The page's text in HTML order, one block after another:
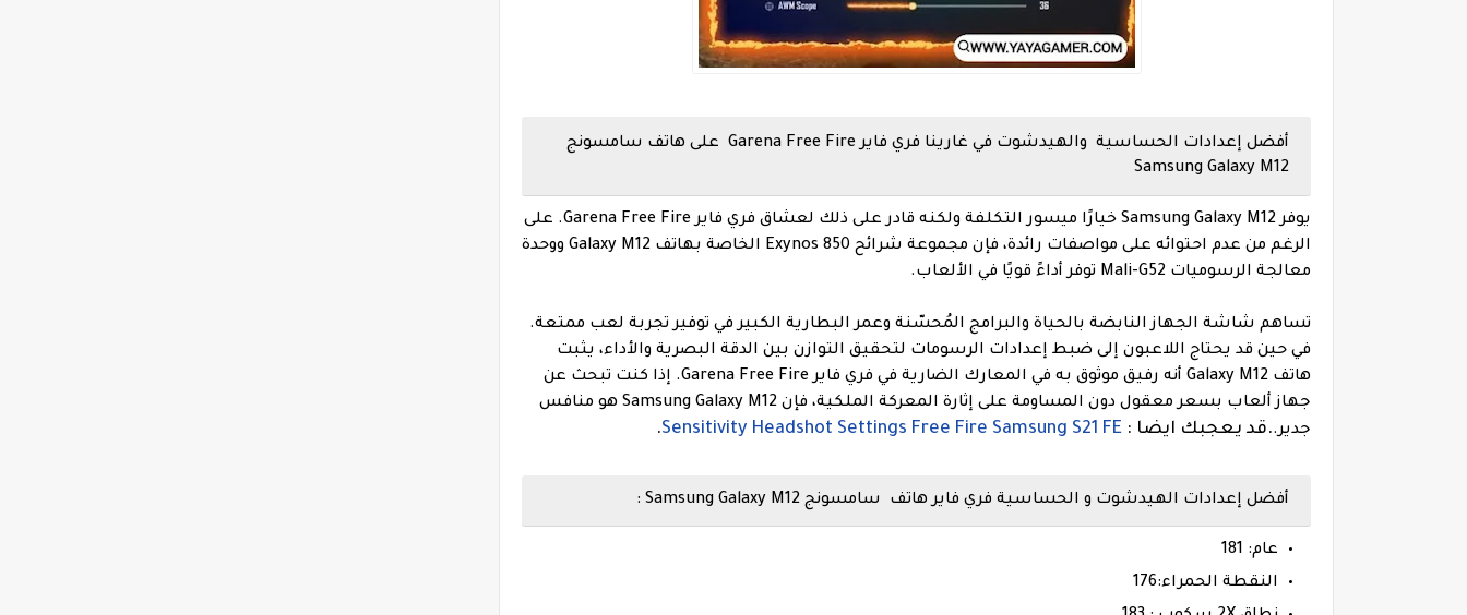
أفضل إعدادات الحساسية والهيدشوت في غارينا فري فاير Garena Free Fire على هاتف سامسونج
Samsung Galaxy M12
يوفر Samsung Galaxy M12 خيارًا ميسور التكلفة ولكنه قادر على ذلك لعشاق فري فاير Garena Free Fire. على
الرغم من عدم احتوائه على مواصفات رائدة، فإن مجموعة شرائح Exynos 850 الخاصة بهاتف Galaxy M12 ووحدة
معالجة الرسوميات Mali-G52 توفر أداءً قويًا في الألعاب.
تساهم شاشة الجهاز النابضة بالحياة والبرامج المُحسّنة وعمر البطارية الكبير في توفير تجربة لعب ممتعة.
في حين قد يحتاج اللاعبون إلى ضبط إعدادات الرسومات لتحقيق التوازن بين الدقة البصرية والأداء، يثبت
هاتف Galaxy M12 أنه رفيق موثوق به في المعارك الضارية في فري فاير Garena Free Fire. إذا كنت تبحث عن
جهاز ألعاب بسعر معقول دون المساومة على إثارة المعركة الملكية، فإن Samsung Galaxy M12 هو منافس
جدير..قد يعجبك ايضا : Sensitivity Headshot Settings Free Fire Samsung S21 FE
.
أفضل إعدادات الهيدشوت و الحساسية فري فاير هاتف سامسونج Samsung Galaxy M12 :
عام: 181
النقطة الحمراء:176